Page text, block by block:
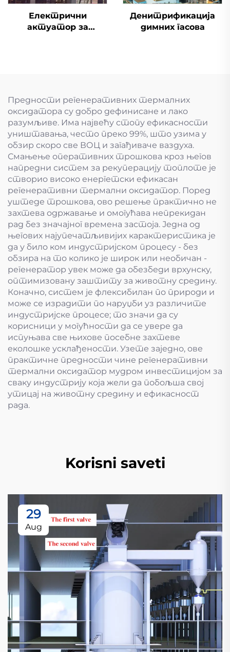
Електрични
актуатор за
Денитрификација
димних гасова
Предности регенеративних термалних
оксидатора су добро дефинисане и лако
разумљиве. Има највећу стопу ефикасности
уништавања, често преко 99%, што узима у
обзир скоро све ВОЦ и загађиваче ваздуха.
Смањење оперативних трошкова кроз његов
напредни систем за рекуперацију топлоте је
створио високо енергетски ефикасан
регенеративни термални оксидатор. Поред
уштеде трошкова, ово решење практично не
захтева одржавање и омогућава непрекидан
рад без значајног времена застоја. Једна од
његових најупечатљивијих карактеристика је
да у било ком индустријском процесу - без
обзира на то колико је широк или необичан -
регенератор увек може да обезбеди врхунску,
оптимизовану заштиту за животну средину.
Коначно, систем је флексибилан по природи и
може се израдити по наруџби уз различите
индустријске процесе; то значи да су
корисници у могућности да се увере да
испуњава све њихове посебне захтеве
еколошке усклађености. Узете заједно, ове
практичне предности чине регенеративни
термални оксидатор мудром инвестицијом за
сваку индустрију која жели да побољша свој
утицај на животну средину и ефикасност
рада.
Korisni saveti
29
Aug